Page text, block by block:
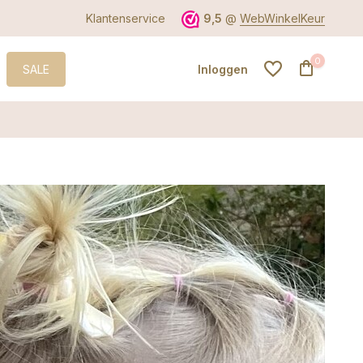
Klantenservice 9,5 @ WebWinkelKeur
SALE Inloggen
Account aanmaken
0